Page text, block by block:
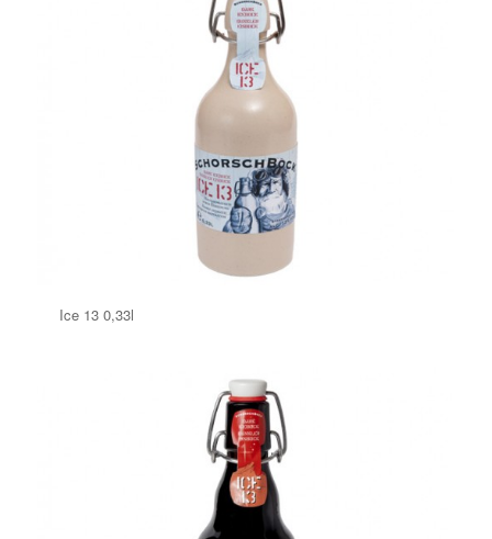
Ice 13 0,33l